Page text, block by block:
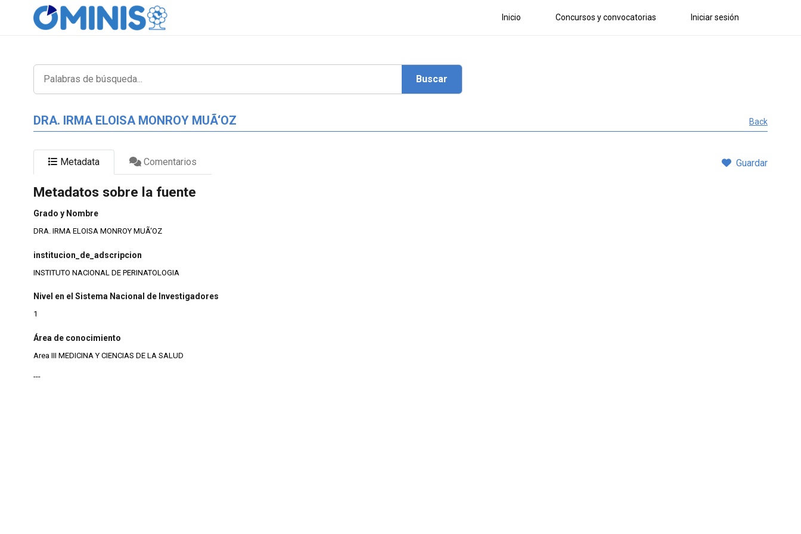
Inicio Concursos y convocatorias Iniciar sesión
DRA. IRMA ELOISA MONROY MUÃ‘OZ Back
Metadata Comentarios Guardar
Metadatos sobre la fuente
Grado y Nombre
DRA. IRMA ELOISA MONROY MUÃ‘OZ
institucion_de_adscripcion
INSTITUTO NACIONAL DE PERINATOLOGIA
Nivel en el Sistema Nacional de Investigadores
1
Área de conocimiento
Area III MEDICINA Y CIENCIAS DE LA SALUD
---